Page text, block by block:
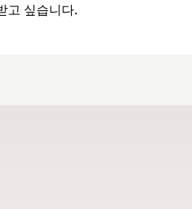
고 싶습니다.